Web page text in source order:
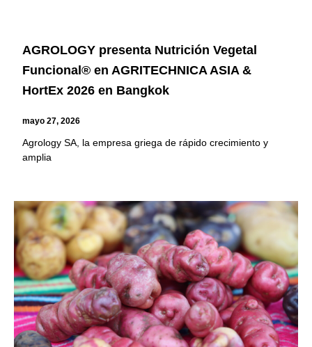
AGROLOGY presenta Nutrición Vegetal
Funcional® en AGRITECHNICA ASIA &
HortEx 2026 en Bangkok
mayo 27, 2026
Agrology SA, la empresa griega de rápido crecimiento y
amplia